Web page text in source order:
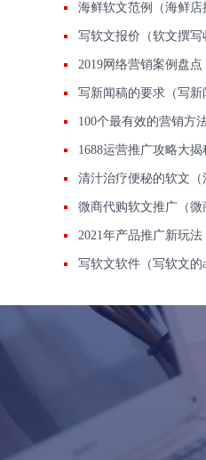
海鲜软文范例（海鲜店
写软文报价（软文撰写
2019网络营销案例盘点
写新闻稿的要求（写新
100个最有效的营销方
1688运营推广攻略大揭
清汁治疗便秘的软文（
微商代购软文推广（微
2021年产品推广新玩法
写软文软件（写软文的